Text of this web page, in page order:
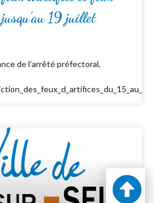
19 juillet
de l’arrêté préfectoral,